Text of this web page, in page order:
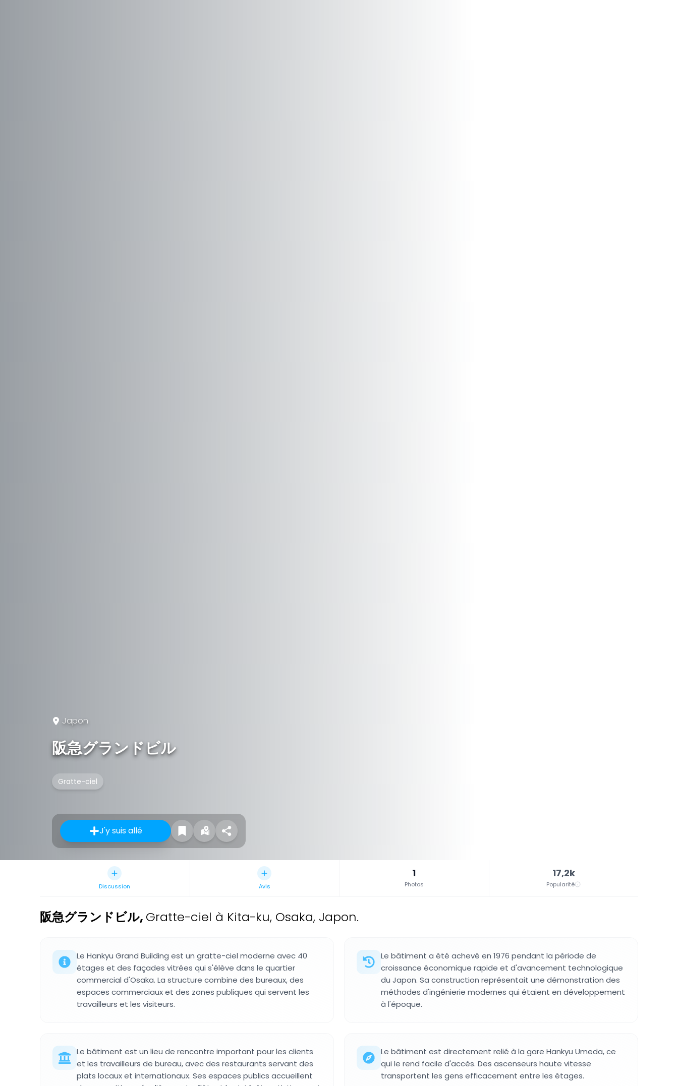
Japon
阪急グランドビル
Gratte-ciel
J'y suis allé
Discussion Avis
1
Photos
17,2k
Popularité
阪急グランドビル, Gratte-ciel à Kita-ku, Osaka, Japon.
Le Hankyu Grand Building est un gratte-ciel moderne avec 40
étages et des façades vitrées qui s'élève dans le quartier
commercial d'Osaka. La structure combine des bureaux, des
espaces commerciaux et des zones publiques qui servent les
travailleurs et les visiteurs.
Le bâtiment a été achevé en 1976 pendant la période de
croissance économique rapide et d'avancement technologique
du Japon. Sa construction représentait une démonstration des
méthodes d'ingénierie modernes qui étaient en développement
à l'époque.
Le bâtiment est un lieu de rencontre important pour les clients
et les travailleurs de bureau, avec des restaurants servant des
plats locaux et internationaux. Ses espaces publics accueillent
Le bâtiment est directement relié à la gare Hankyu Umeda, ce
qui le rend facile d'accès. Des ascenseurs haute vitesse
transportent les gens efficacement entre les étages.